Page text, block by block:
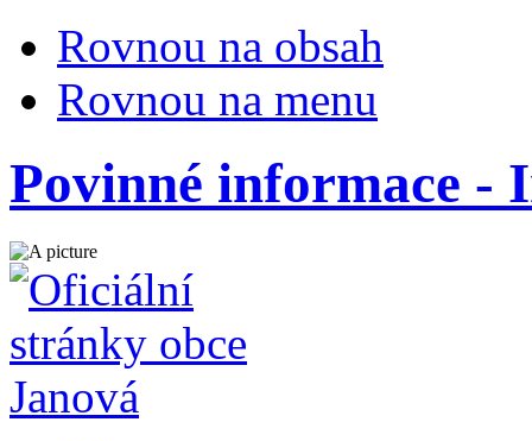
Rovnou na obsah
Rovnou na menu
Povinné informace -